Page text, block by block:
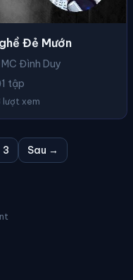
Đẻ Mướn
MC Đình Duy
1 tập
lượt xem
3 Sau →